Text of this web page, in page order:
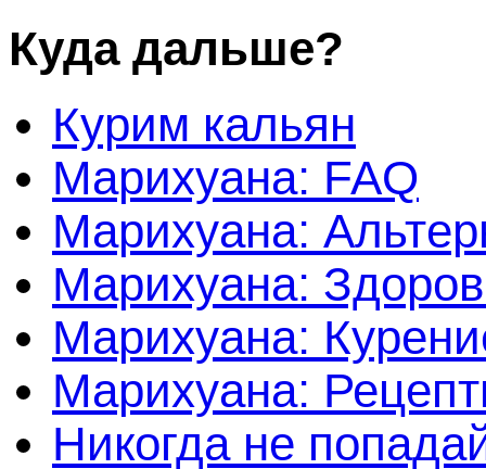
Куда дальше?
Курим кальян
Марихуана: FAQ
Марихуана:
Марихуана:
Марихуана:
Марихуана:
Никогда не